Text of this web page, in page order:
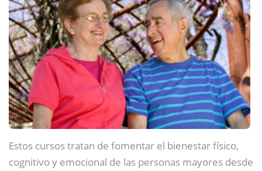
Estos cursos tratan de fomentar el bienestar físico,
cognitivo y emocional de las personas mayores desde